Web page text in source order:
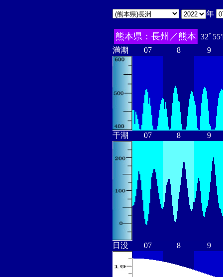
年
熊本県：長州／熊本 32ﾟ
満潮
07 8 9
干潮 07 8 9
日没 07 8 9